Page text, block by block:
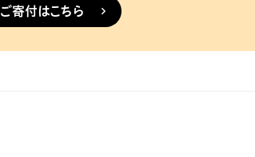
ご寄付はこちら